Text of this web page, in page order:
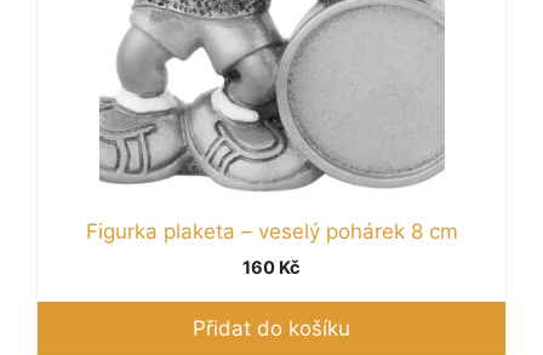
Figurka plaketa – veselý pohárek 8 cm
160 Kč
Přidat do košíku